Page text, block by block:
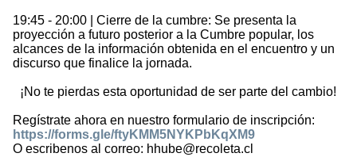
19:45 - 20:00 | Cierre de la cumbre: Se presenta la
proyección a futuro posterior a la Cumbre popular, los
alcances de la información obtenida en el encuentro y un
discurso que finalice la jornada.
¡No te pierdas esta oportunidad de ser parte del cambio!
Regístrate ahora en nuestro formulario de inscripción:
https://forms.gle/ftyKMM5NYKPbKqXM9
O escribenos al correo: hhube@recoleta.cl